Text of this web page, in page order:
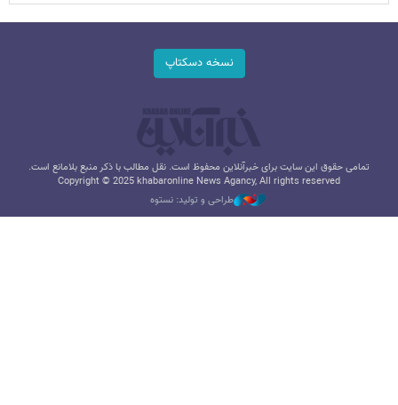
نسخه دسکتاپ
تمامی حقوق این سایت برای خبرآنلاین محفوظ است. نقل مطالب با ذکر منبع بلامانع است.
Copyright © 2025 khabaronline News Agancy, All rights reserved
طراحی و تولید: نستوه